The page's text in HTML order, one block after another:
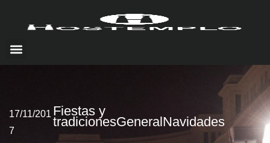
17/11/201
7
Fiestas y
tradicionesGeneralNavidades